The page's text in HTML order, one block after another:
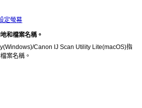
定螢幕
和檔案名稱。
(Windows)/Canon IJ Scan Utility Lite(macOS)指
案名稱。